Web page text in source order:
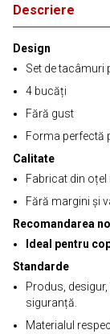
Descriere
Design
Set de tacâmuri
4 bucăți
Fără gust
Forma perfectă
Calitate
Fabricat din
Fără margini și
Recomandarea
Ideal pentru
Standarde
Produs,
siguranță.
Materialul